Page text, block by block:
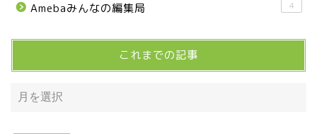
Amebaみんなの編集局 4
これまでの記事
宇都宮の震災後の様子